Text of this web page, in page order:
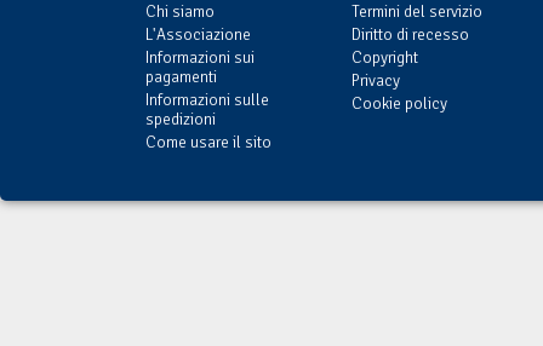
Chi siamo
L'Associazione
Informazioni sui
pagamenti
Informazioni sulle
spedizioni
Come usare il sito
Termini del servizio
Diritto di recesso
Copyright
Privacy
Cookie policy